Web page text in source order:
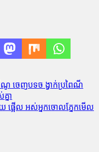
ណូ ចេញបទច ង្វាក់ប្រពៃណី
នា
ផ្អើល អស់អ្នកចោលភ្នែកមើល